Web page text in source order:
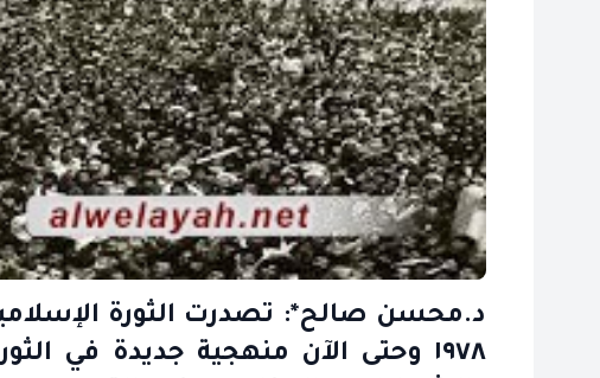
د.محسن صالح*: تصدرت الثورة
١٩٧٨ وحتى الآن منهجية جديدة في